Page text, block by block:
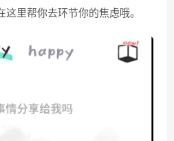
里帮你去环节你的焦虑哦。